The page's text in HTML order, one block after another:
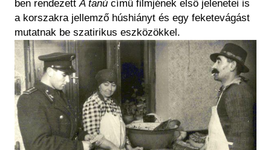
ben rendezettA tanú című filmjének első jelenetei is
a korszakra jellemző húshiányt és egy feketevágást
mutatnak be szatirikus eszközökkel.
Image